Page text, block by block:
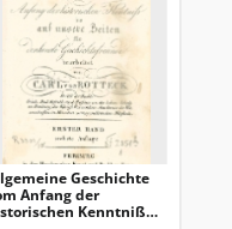
Geschichte
Anfang der
Kenntniß